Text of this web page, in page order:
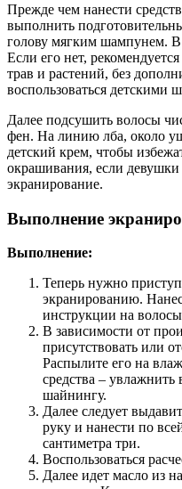
Прежде чем нанести
выполнить
голову мягким шампунем. В
Если его нет,
трав и растений, без
воспользоваться детскими
Далее подсушить волосы
фен. На линию лба, около
детский крем, чтобы
окрашивания, если девушки
экранирование.
Выполнение
Выполнение:
Теперь нужно
экранированию.
инструкции на
В зависимости от
присутствовать или
Распылите его на
средства –
шайнингу.
Далее следует
руку и нанести по
сантиметра три.
Воспользоваться
Далее идет масло из